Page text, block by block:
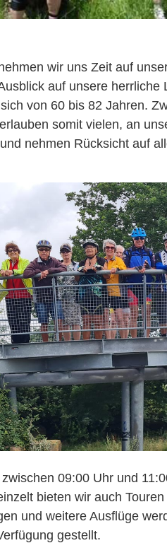
wir uns Zeit auf
auf unsere herrliche
von 60 bis 82 Jahren.
somit vielen, an
nehmen Rücksicht auf
09:00 Uhr und
bieten wir auch
und weitere Ausflüge
gestellt.